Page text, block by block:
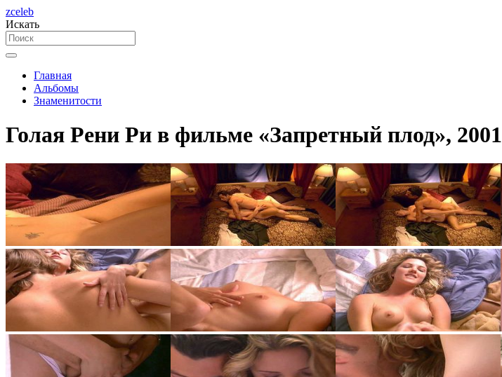
zceleb
Искать
Главная
Альбомы
Знаменитости
Голая Рени Ри в фильме «Запретный плод», 2001